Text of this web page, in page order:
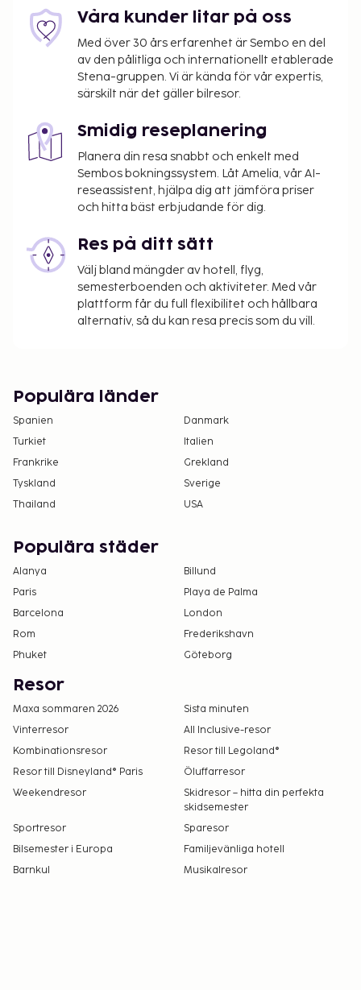
Våra kunder litar på oss
Med över 30 års erfarenhet är Sembo en del
av den pålitliga och internationellt etablerade
Stena-gruppen. Vi är kända för vår expertis,
särskilt när det gäller bilresor.
Smidig reseplanering
Planera din resa snabbt och enkelt med
Sembos bokningssystem. Låt Amelia, vår AI-
reseassistent, hjälpa dig att jämföra priser
och hitta bäst erbjudande för dig.
Res på ditt sätt
Välj bland mängder av hotell, flyg,
semesterboenden och aktiviteter. Med vår
plattform får du full flexibilitet och hållbara
alternativ, så du kan resa precis som du vill.
Populära länder
Spanien
Danmark
Turkiet
Italien
Frankrike
Grekland
Tyskland
Sverige
Thailand
USA
Populära städer
Alanya
Billund
Paris
Playa de Palma
Barcelona
London
Rom
Frederikshavn
Phuket
Göteborg
Resor
Maxa sommaren 2026
Sista minuten
Vinterresor
All Inclusive-resor
Kombinationsresor
Resor till Legoland®
Resor till Disneyland® Paris
Öluffarresor
Weekendresor
Skidresor – hitta din perfekta
skidsemester
Sportresor
Sparesor
Bilsemester i Europa
Familjevänliga hotell
Barnkul
Musikalresor